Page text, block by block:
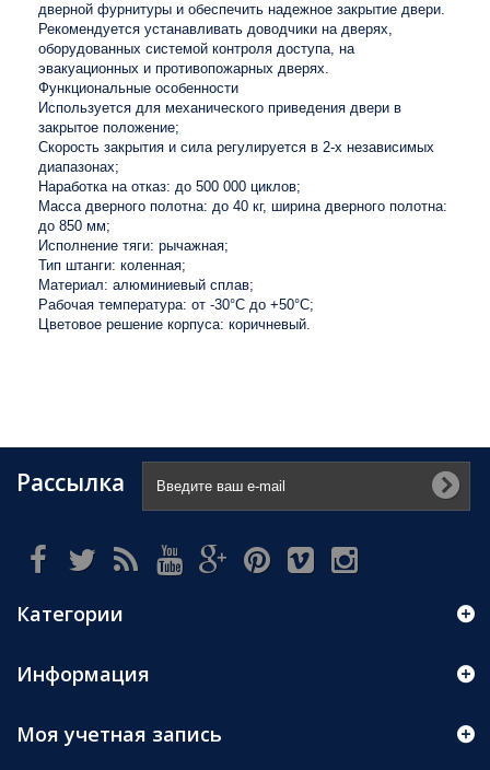
дверной фурнитуры и обеспечить надежное закрытие двери.
Рекомендуется устанавливать доводчики на дверях,
оборудованных системой контроля доступа, на
эвакуационных и противопожарных дверях.
Функциональные особенности
Используется для механического приведения двери в
закрытое положение;
Скорость закрытия и сила регулируется в 2-х независимых
диапазонах;
Наработка на отказ: до 500 000 циклов;
Масса дверного полотна: до 40 кг, ширина дверного полотна:
до 850 мм;
Исполнение тяги: рычажная;
Тип штанги: коленная;
Материал: алюминиевый сплав;
Рабочая температура: от -30°C до +50°C;
Цветовое решение корпуса: коричневый.
Рассылка
Категории
Информация
Моя учетная запись